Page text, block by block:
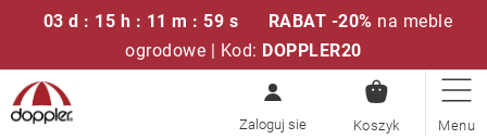
03 d : 15 h : 11 m : 58 s RABAT -20% na meble
ogrodowe | Kod: DOPPLER20
Przejść
do
treści
KOSZYK
Zestawy sof